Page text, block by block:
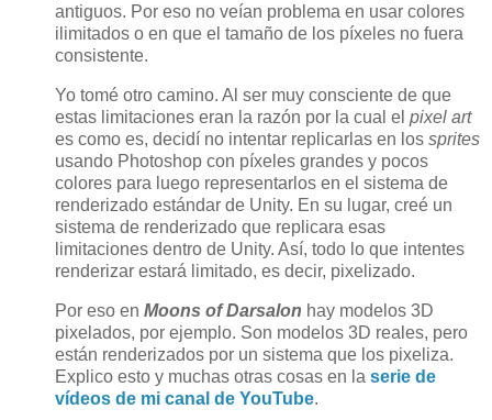
antiguos. Por eso no veían problema en usar colores
ilimitados o en que el tamaño de los píxeles no fuera
consistente.
Yo tomé otro camino. Al ser muy consciente de que
estas limitaciones eran la razón por la cual el pixel art
es como es, decidí no intentar replicarlas en los sprites
usando Photoshop con píxeles grandes y pocos
colores para luego representarlos en el sistema de
renderizado estándar de Unity. En su lugar, creé un
sistema de renderizado que replicara esas
limitaciones dentro de Unity. Así, todo lo que intentes
renderizar estará limitado, es decir, pixelizado.
Por eso en Moons of Darsalon hay modelos 3D
pixelados, por ejemplo. Son modelos 3D reales, pero
están renderizados por un sistema que los pixeliza.
Explico esto y muchas otras cosas en la serie de
vídeos de mi canal de YouTube.